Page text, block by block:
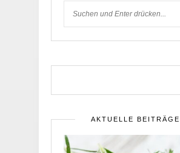
AKTUELLE BEITRÄGE